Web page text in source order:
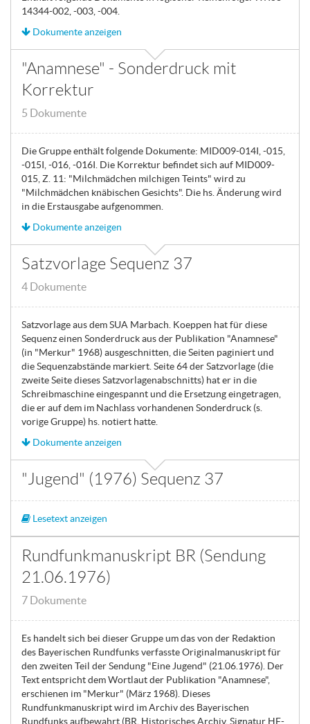
14344-002, -003, -004.
Dokumente anzeigen
"Anamnese" - Sonderdruck mit
Korrektur
5 Dokumente
Die Gruppe enthält folgende Dokumente: MID009-014I, -015,
-015I, -016, -016I. Die Korrektur befindet sich auf MID009-
015, Z. 11: "Milchmädchen milchigen Teints" wird zu
"Milchmädchen knäbischen Gesichts". Die hs. Änderung wird
in die Erstausgabe aufgenommen.
Dokumente anzeigen
Satzvorlage Sequenz 37
4 Dokumente
Satzvorlage aus dem SUA Marbach. Koeppen hat für diese
Sequenz einen Sonderdruck aus der Publikation "Anamnese"
(in "Merkur" 1968) ausgeschnitten, die Seiten paginiert und
die Sequenzabstände markiert. Seite 64 der Satzvorlage (die
zweite Seite dieses Satzvorlagenabschnitts) hat er in die
Schreibmaschine eingespannt und die Ersetzung eingetragen,
die er auf dem im Nachlass vorhandenen Sonderdruck (s.
vorige Gruppe) hs. notiert hatte.
Dokumente anzeigen
"Jugend" (1976) Sequenz 37
Lesetext anzeigen
Rundfunkmanuskript BR (Sendung
21.06.1976)
7 Dokumente
Es handelt sich bei dieser Gruppe um das von der Redaktion
des Bayerischen Rundfunks verfasste Originalmanuskript für
den zweiten Teil der Sendung "Eine Jugend" (21.06.1976). Der
Text entspricht dem Wortlaut der Publikation "Anamnese",
erschienen im "Merkur" (März 1968). Dieses
Rundfunkmanuskript wird im Archiv des Bayerischen
Rundfunks aufbewahrt (BR, Historisches Archiv, Signatur HF-